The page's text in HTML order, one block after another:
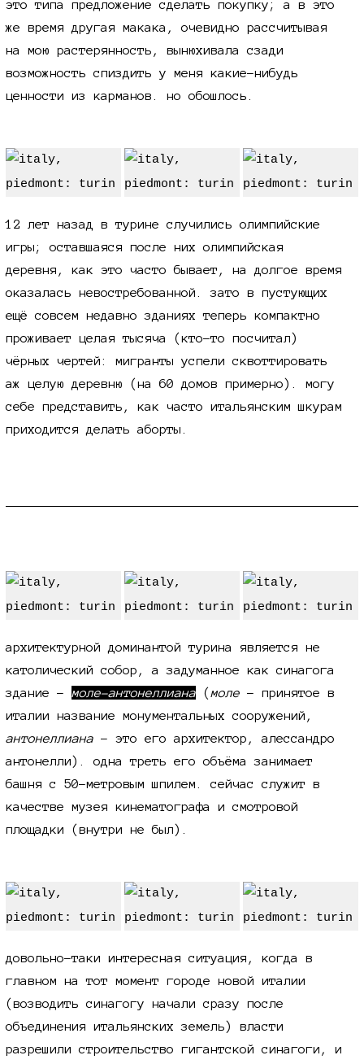
это типа предложение сделать покупку; а в это
же время другая макака, очевидно рассчитывая
на мою растерянность, вынюхивала сзади
возможность спиздить у меня какие-нибудь
ценности из карманов. но обошлось.
12 лет назад в турине случились олимпийские
игры; оставшаяся после них олимпийская
деревня, как это часто бывает, на долгое время
оказалась невостребованной. зато в пустующих
ещё совсем недавно зданиях теперь компактно
проживает целая тысяча (кто-то посчитал)
чёрных чертей: мигранты успели сквоттировать
аж целую деревню (на 60 домов примерно). могу
себе представить, как часто итальянским шкурам
приходится делать аборты.
архитектурной доминантой турина является не
католический собор, а задуманное как синагога
здание - моле-антонеллиана (моле - принятое в
италии название монументальных сооружений,
антонеллиана - это его архитектор, алессандро
антонелли). одна треть его объёма занимает
башня с 50-метровым шпилем. сейчас служит в
качестве музея кинематографа и смотровой
площадки (внутри не был).
довольно-таки интересная ситуация, когда в
главном на тот момент городе новой италии
(возводить синагогу начали сразу после
объединения итальянских земель) власти
разрешили строительство гигантской синагоги, и